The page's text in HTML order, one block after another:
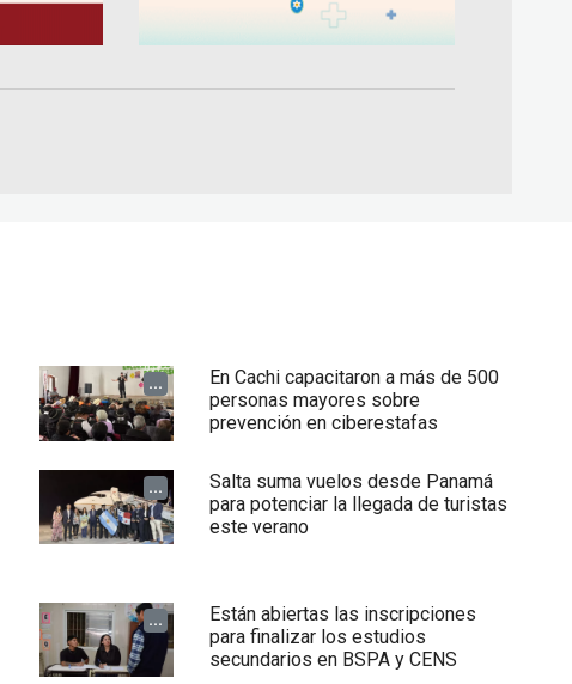
...
En Cachi capacitaron a más de 500
personas mayores sobre
prevención en ciberestafas
...
Salta suma vuelos desde Panamá
para potenciar la llegada de turistas
este verano
...
Están abiertas las inscripciones
para finalizar los estudios
secundarios en BSPA y CENS